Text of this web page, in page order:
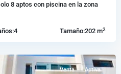
8 aptos con piscina en la zona
4 Tamaño:202 m2
Venta Activa